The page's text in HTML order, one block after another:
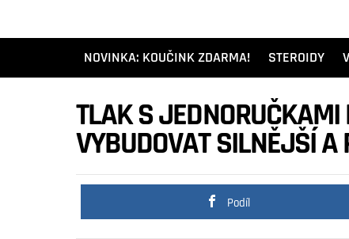
NOVINKA: KOUČINK ZDARMA! STEROIDY
TLAK S
VYBUDOVAT SILNĚJŠÍ
Podíl